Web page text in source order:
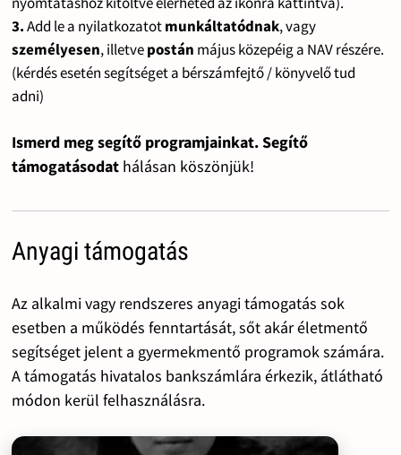
3.Add le a nyilatkozatotmunkáltatódnak, vagy
személyesen, illetvepostán május közepéig a NAV részére.
(kérdés esetén segítséget a bérszámfejtő / könyvelő tud
adni)
Ismerd meg segítő programjainkat. Segítő
támogatásodat hálásan köszönjük!
Anyagi támogatás
Az alkalmi vagy rendszeres anyagi támogatás sok
esetben a működés fenntartását, sőt akár életmentő
segítséget jelent a gyermekmentő programok számára.
A támogatás hivatalos bankszámlára érkezik, átlátható
módon kerül felhasználásra.